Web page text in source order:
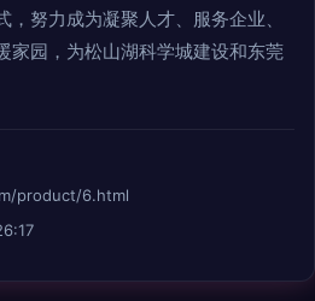
努力成为凝聚人才、服务企业、
家园，为松山湖科学城建设和东莞
product/6.html